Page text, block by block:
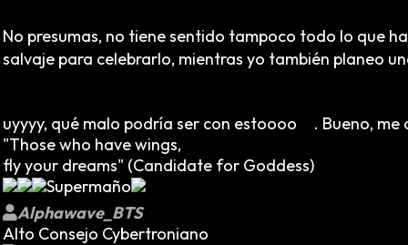
No presumas, no tiene sentido tampoco todo lo que
salvaje para celebrarlo, mientras yo también planeo
uyyyy, qué malo podría ser con estoooo
. Bueno,
"Those who have wings,
fly your dreams" (Candidate for Goddess)
Supermaño
Alphawave_BTS
Alto Consejo Cybertroniano